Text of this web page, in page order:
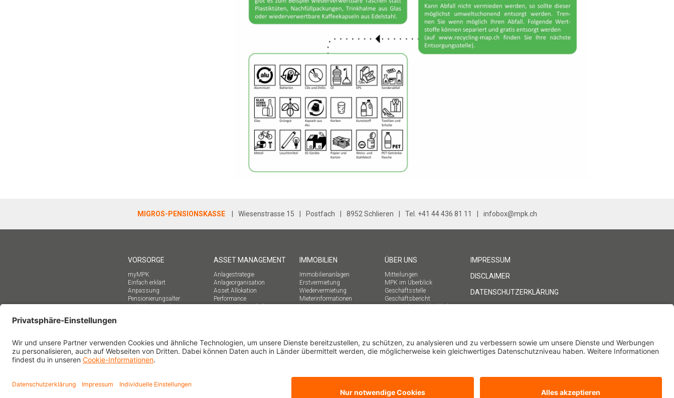
MIGROS-PENSIONSKASSE Wiesenstrasse 15 Postfach 8952 Schlieren Tel. +41 44 436 81 11 infobox@mpk.ch
VORSORGE
myMPK
Einfach erklärt
Anpassung
Pensionierungsalter
Online-Formulare
FAQ
Downloads
Vorsorgeausweis
ASSET MANAGEMENT
Anlagestrategie
Anlageorganisation
Asset Allokation
Performance
IMMOBILIEN
Immobilienanlagen
Erstvermietung
Wiedervermietung
Mieterinformationen
ÜBER UNS
Mitteilungen
MPK im Überblick
Geschäftsstelle
Geschäftsbericht
MPK intern
IMPRESSUM
DISCLAIMER
DATENSCHUTZERKLÄRUNG